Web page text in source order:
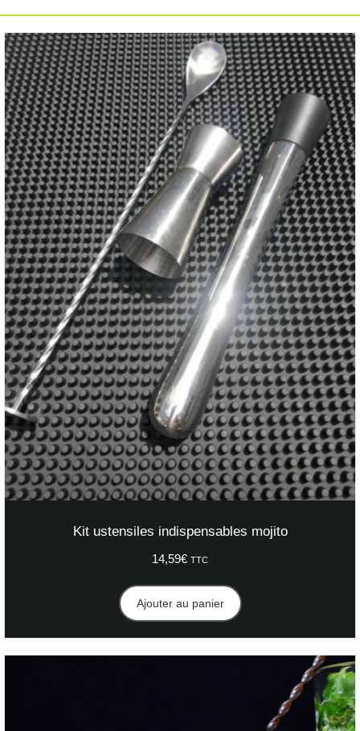
Kit ustensiles indispensables mojito
14,59€ TTC
Ajouter au panier